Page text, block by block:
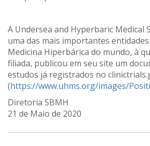
A Undersea and Hyperbaric Medical
uma das mais importantes
Medicina Hiperbárica do mundo, à
filiada, publicou em seu site um
estudos já registrados no
(https://www.uhms.org/images/
Diretoria SBMH
21 de Maio de 2020